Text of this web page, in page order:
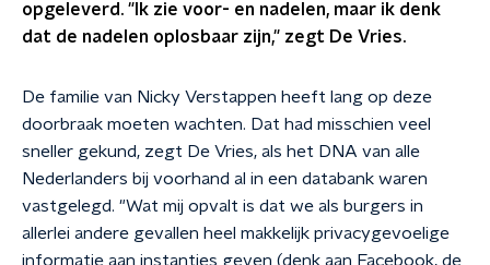
opgeleverd. "Ik zie voor- en nadelen, maar ik denk
dat de nadelen oplosbaar zijn," zegt De Vries.
De familie van Nicky Verstappen heeft lang op deze
doorbraak moeten wachten. Dat had misschien veel
sneller gekund, zegt De Vries, als het DNA van alle
Nederlanders bij voorhand al in een databank waren
vastgelegd. "Wat mij opvalt is dat we als burgers in
allerlei andere gevallen heel makkelijk privacygevoelige
informatie aan instanties geven (denk aan Facebook, de